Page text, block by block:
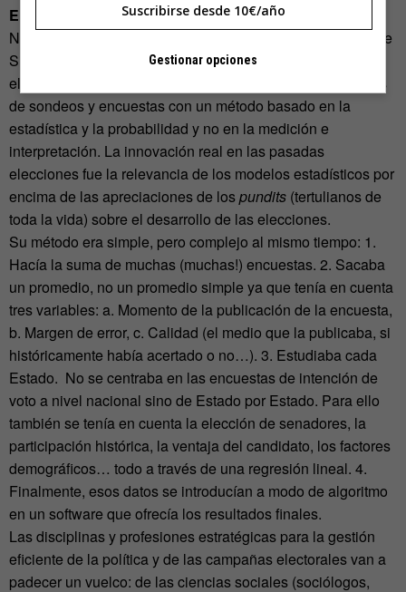
El horizonte
No se puede hablar de
sin hacer referencia a Nate
Silver, el estadístico que revolucionó las predicciones
electorales de los medios de comunicación y las empresas
de sondeos y encuestas con un método basado en la
estadística y la probabilidad y no en la medición e
interpretación. La innovación real en las pasadas
elecciones fue la relevancia de los modelos estadísticos por
encima de las apreciaciones de lospundits (tertulianos de
toda la vida) sobre el desarrollo de las elecciones.
Su método era simple, pero complejo al mismo tiempo: 1.
Hacía la suma de muchas (muchas!) encuestas. 2. Sacaba
un promedio, no un promedio simple ya que tenía en cuenta
tres variables: a. Momento de la publicación de la encuesta,
b. Margen de error, c. Calidad (el medio que la publicaba, si
históricamente había acertado o no…). 3. Estudiaba cada
Estado. No se centraba en las encuestas de intención de
voto a nivel nacional sino de Estado por Estado. Para ello
también se tenía en cuenta la elección de senadores, la
participación histórica, la ventaja del candidato, los factores
demográficos… todo a través de una regresión lineal. 4.
Finalmente, esos datos se introducían a modo de algoritmo
en un software que ofrecía los resultados finales.
Las disciplinas y profesiones estratégicas para la gestión
eficiente de la política y de las campañas electorales van a
padecer un vuelco: de las ciencias sociales (sociólogos,
Suscribirse desde 10€/año
Gestionar opciones